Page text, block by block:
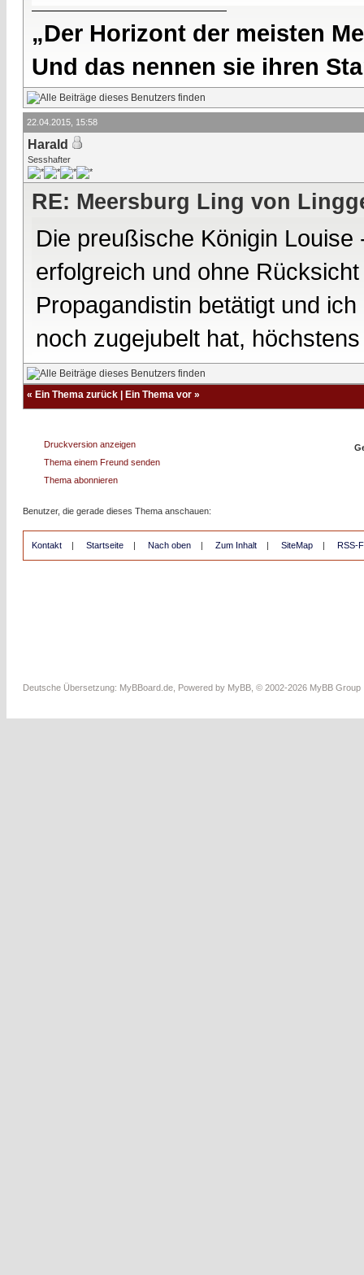
„Der Horizont der meisten
Und das nennen sie ihren
22.04.2015, 15:58
Harald
Sesshafter
RE: Meersburg Ling von
Die preußische Königin
erfolgreich und ohne
Propagandistin betätigt und
noch zugejubelt hat,
« Ein Thema zurück Ein Thema vor »
Druckversion anzeigen
Thema einem Freund senden
Thema abonnieren
Benutzer, die gerade dieses Thema anschauen:
Kontakt | Startseite | Nach oben | Zum Inhalt | SiteMap | RSS-
Deutsche Übersetzung: MyBBoard.de , Powered by MyBB , © 2002-2026 MyBB Group